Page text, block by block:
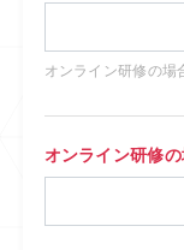
オンライン研修の場
オンライン研修